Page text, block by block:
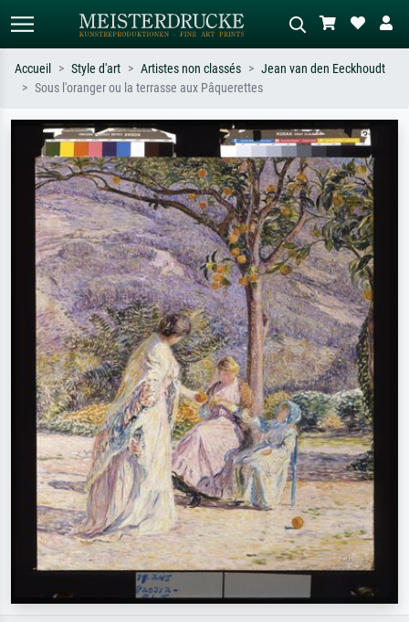
Recherchez par artiste, titre ou style –
ex. Monet, Nuit étoilée,
impressionnisme, vague de Hokusai,
nu.
Décrivez la scène – ex. prairie verte,
abstrait avec beaucoup de rouge,
tableau sombre, nu debout près d'un
arbre.
Accueil Style d'art Artistes non classés
Jean van den Eeckhoudt
Sous l'oranger ou la terrasse aux Pâquerettes